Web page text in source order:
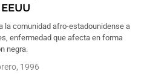
la comunidad afro-estadounidense a
enfermedad que afecta en forma
negra.
1996